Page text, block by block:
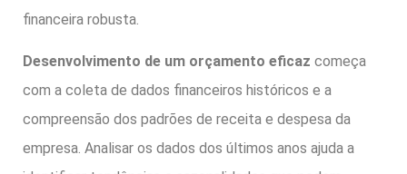
financeira robusta.
Desenvolvimento de um orçamento eficaz começa
com a coleta de dados financeiros históricos e a
compreensão dos padrões de receita e despesa da
empresa. Analisar os dados dos últimos anos ajuda a